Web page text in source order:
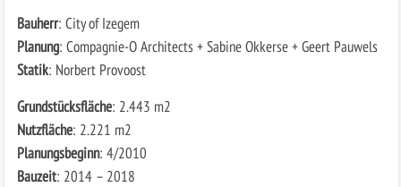
Bauherr: City of Izegem
Planung: Compagnie-O Architects + Sabine Okkerse + Geert Pauwels
Statik: Norbert Provoost
Grundstücksfläche: 2.443 m2
Nutzfläche: 2.221 m2
Planungsbeginn: 4/2010
Bauzeit: 2014 – 2018